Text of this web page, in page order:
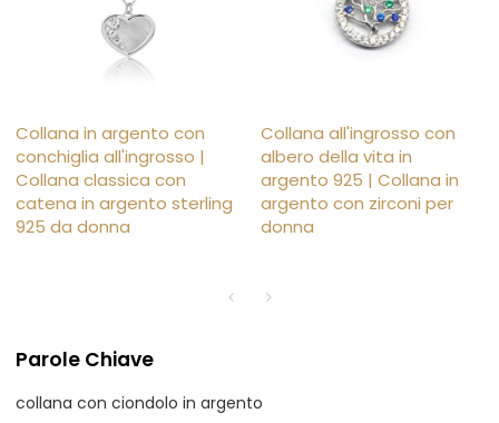
Collana in argento con
conchiglia all'ingrosso |
Collana classica con
catena in argento sterling
925 da donna
Collana all'ingrosso con
albero della vita in
argento 925 | Collana in
argento con zirconi per
donna
Parole Chiave
collana con ciondolo in argento